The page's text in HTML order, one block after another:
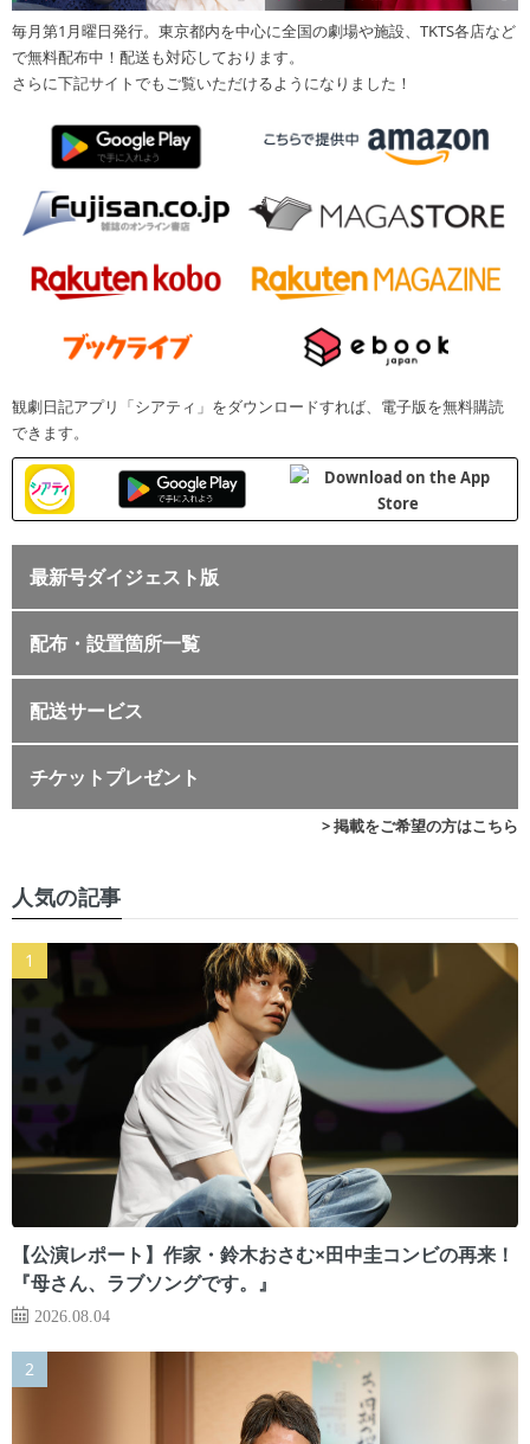
毎月第1月曜日発行。東京都内を中心に全国の劇場や施設、TKTS各店など
で無料配布中！配送も対応しております。
さらに下記サイトでもご覧いただけるようになりました！
観劇日記アプリ「シアティ」をダウンロードすれば、電子版を無料購読
できます。
最新号ダイジェスト版
配布・設置箇所一覧
配送サービス
チケットプレゼント
> 掲載をご希望の方はこちら
人気の記事
【公演レポート】作家・鈴木おさむ×田中圭コンビの再来！
『母さん、ラブソングです。』
2026.08.04